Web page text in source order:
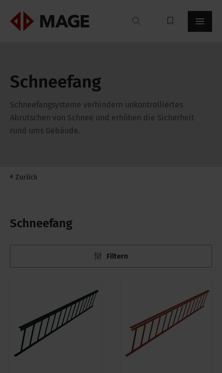
Mageroof
Schneefang
Schneefangsysteme verhindern unkontrolliertes
Abrutschen von Schnee und erhöhen die Sicherheit
rund ums Gebäude.
Zurück
Schneefang
Filtern